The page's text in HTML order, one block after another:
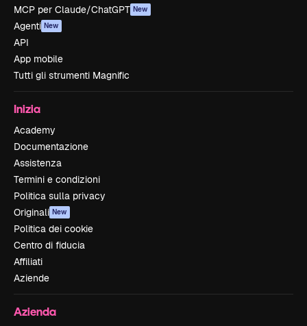
MCP per Claude/ChatGPT New
Agenti New
API
App mobile
Tutti gli strumenti Magnific
Inizia
Academy
Documentazione
Assistenza
Termini e condizioni
Politica sulla privacy
Originali New
Politica dei cookie
Centro di fiducia
Affiliati
Aziende
Azienda